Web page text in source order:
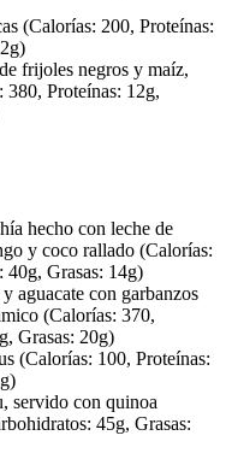
(Calorías: 200, Proteínas:
frijoles negros y maíz,
380, Proteínas: 12g,
hecho con leche de
y coco rallado (Calorías:
40g, Grasas: 14g)
aguacate con garbanzos
(Calorías: 370,
Grasas: 20g)
(Calorías: 100, Proteínas:
servido con quinoa
45g, Grasas: